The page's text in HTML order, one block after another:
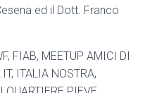
ed il Dott. Franco
FIAB, MEETUP AMICI DI
ITALIA NOSTRA,